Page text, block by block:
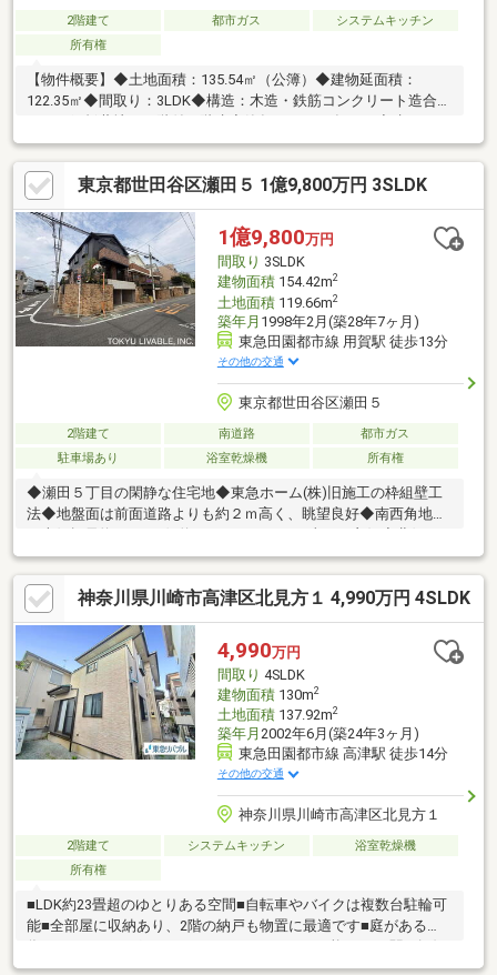
2階建て 都市ガス
システムキッチン
所有権
【物件概要】◆土地面積：135.54㎡（公簿）◆建物延面積：
122.35㎡◆間取り：3LDK◆構造：木造・鉄筋コンクリート造合金
率：50％◆容積率：100％◆権利：所有権◆現況：居住中◆引
渡：相談【アクセス】◆東急田園都市線・大井町線「二子玉川」
駅西口まで徒歩13分◆東急田園都市線「用賀」駅南口まで徒歩19
分
東京都世田谷区瀬田５ 1億9,800万円 3SLDK
1億9,800万円
間取り 3SLDK
建物面積154.42m2
土地面積119.66m2
築年月 1998年2月(築28年7ヶ月)
東急田園都市線 用賀駅 徒歩13分
その他の交通
東京都世田谷区瀬田５
2階建て 南道路
都市ガス
駐車場あり
浴室乾燥機 所有権
◆瀬田５丁目の閑静な住宅地◆東急ホーム(株)旧施工の枠組壁工
法◆地盤面は前面道路よりも約２ｍ高く、眺望良好◆南西角地
隣接地の通路部分（幅員約２．５ｍ）◆電動シャッター付地下ガ
レージ（２台分スペース有※サイズ制限有）◆内外装リフォーム
済（２０２６年７月完了）≪リフォーム内容≫天井・壁クロス貼
替、床フローリング貼替、システムキッチン交換（食洗機付）、
ユニットバス交換（１６１６タイプ）、トイレ設備交換（２
機）、洗面化粧台交換（２機）、外壁塗装（一部） 他
神奈川県川崎市高津区北見方１ 4,990万円 4SLDK
4,990万円
間取り 4SLDK
建物面積130m2
土地面積137.92m2
築年月 2002年6月(築24年3ヶ月)
東急田園都市線 高津駅 徒歩14分
その他の交通
神奈川県川崎市高津区北見方１
2階建て システムキッチン
浴室乾燥機
所有権
■LDK約23畳超のゆとりある空間■自転車やバイクは複数台駐輪可
能■全部屋に収納あり、2階の納戸も物置に最適です■庭がある
が利用可能、行先に併せて使い分けができる便利な立地(1)東急田